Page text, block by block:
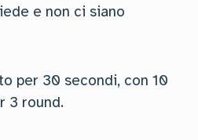
e non ci siano
per 30 secondi, con 10
3 round.